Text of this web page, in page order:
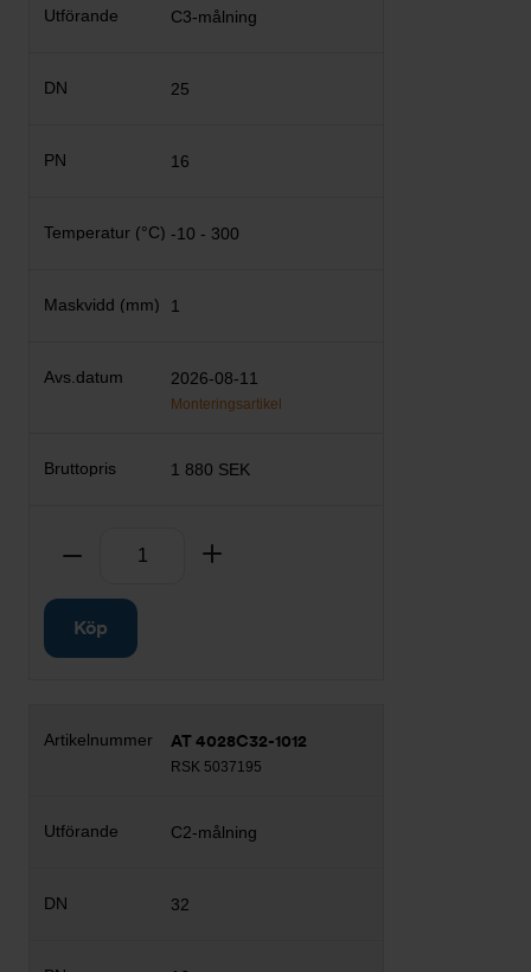
C3-målning
25
16
-10 - 300
1
2026-08-11
Monteringsartikel
1 880 SEK
Ta bort
Köp
AT 4028C32-1012
RSK 5037195
C2-målning
32